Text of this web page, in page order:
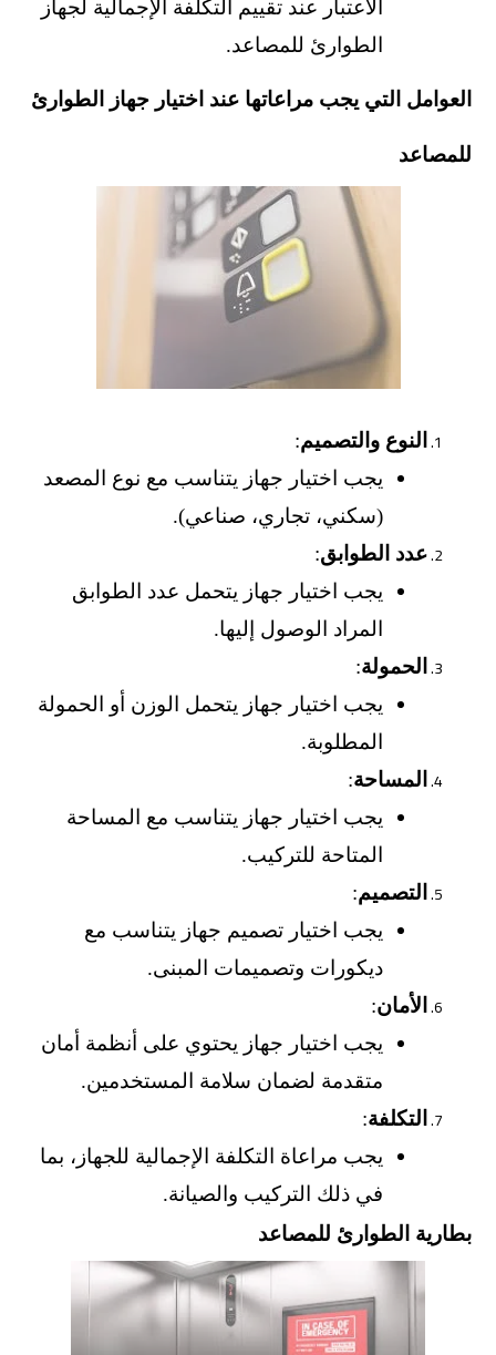
الاعتبار عند تقييم التكلفة الإجمالية لجهاز
الطوارئ للمصاعد.
العوامل التي يجب مراعاتها عند اختيار جهاز الطوارئ
للمصاعد
النوع والتصميم:
يجب اختيار جهاز يتناسب مع نوع المصعد
(سكني، تجاري، صناعي).
عدد الطوابق:
يجب اختيار جهاز يتحمل عدد الطوابق
المراد الوصول إليها.
الحمولة:
يجب اختيار جهاز يتحمل الوزن أو الحمولة
المطلوبة.
المساحة:
يجب اختيار جهاز يتناسب مع المساحة
المتاحة للتركيب.
التصميم:
يجب اختيار تصميم جهاز يتناسب مع
ديكورات وتصميمات المبنى.
الأمان:
يجب اختيار جهاز يحتوي على أنظمة أمان
متقدمة لضمان سلامة المستخدمين.
التكلفة:
يجب مراعاة التكلفة الإجمالية للجهاز، بما
في ذلك التركيب والصيانة.
بطارية الطوارئ للمصاعد